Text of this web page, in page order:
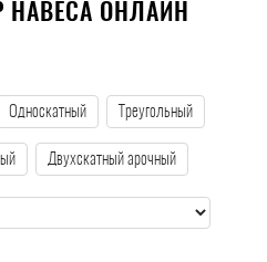
НАВЕСА ОНЛАЙН
Односкатный Треугольный
Двухскатный арочный